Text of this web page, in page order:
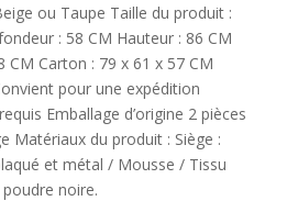
ou Taupe Taille du produit :
: 58 CM Hauteur : 86 CM
CM Carton : 79 x 61 x 57 CM
pour une expédition
Emballage d’origine 2 pièces
Matériaux du produit : Siège :
et métal / Mousse / Tissu
noire.